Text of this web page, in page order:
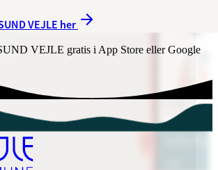
VEJLE her
VEJLE gratis i App Store eller Google